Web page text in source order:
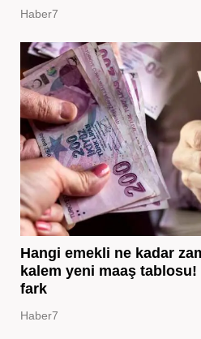
Haber7
Hangi emekli ne kadar
kalem yeni maaş
fark
Haber7